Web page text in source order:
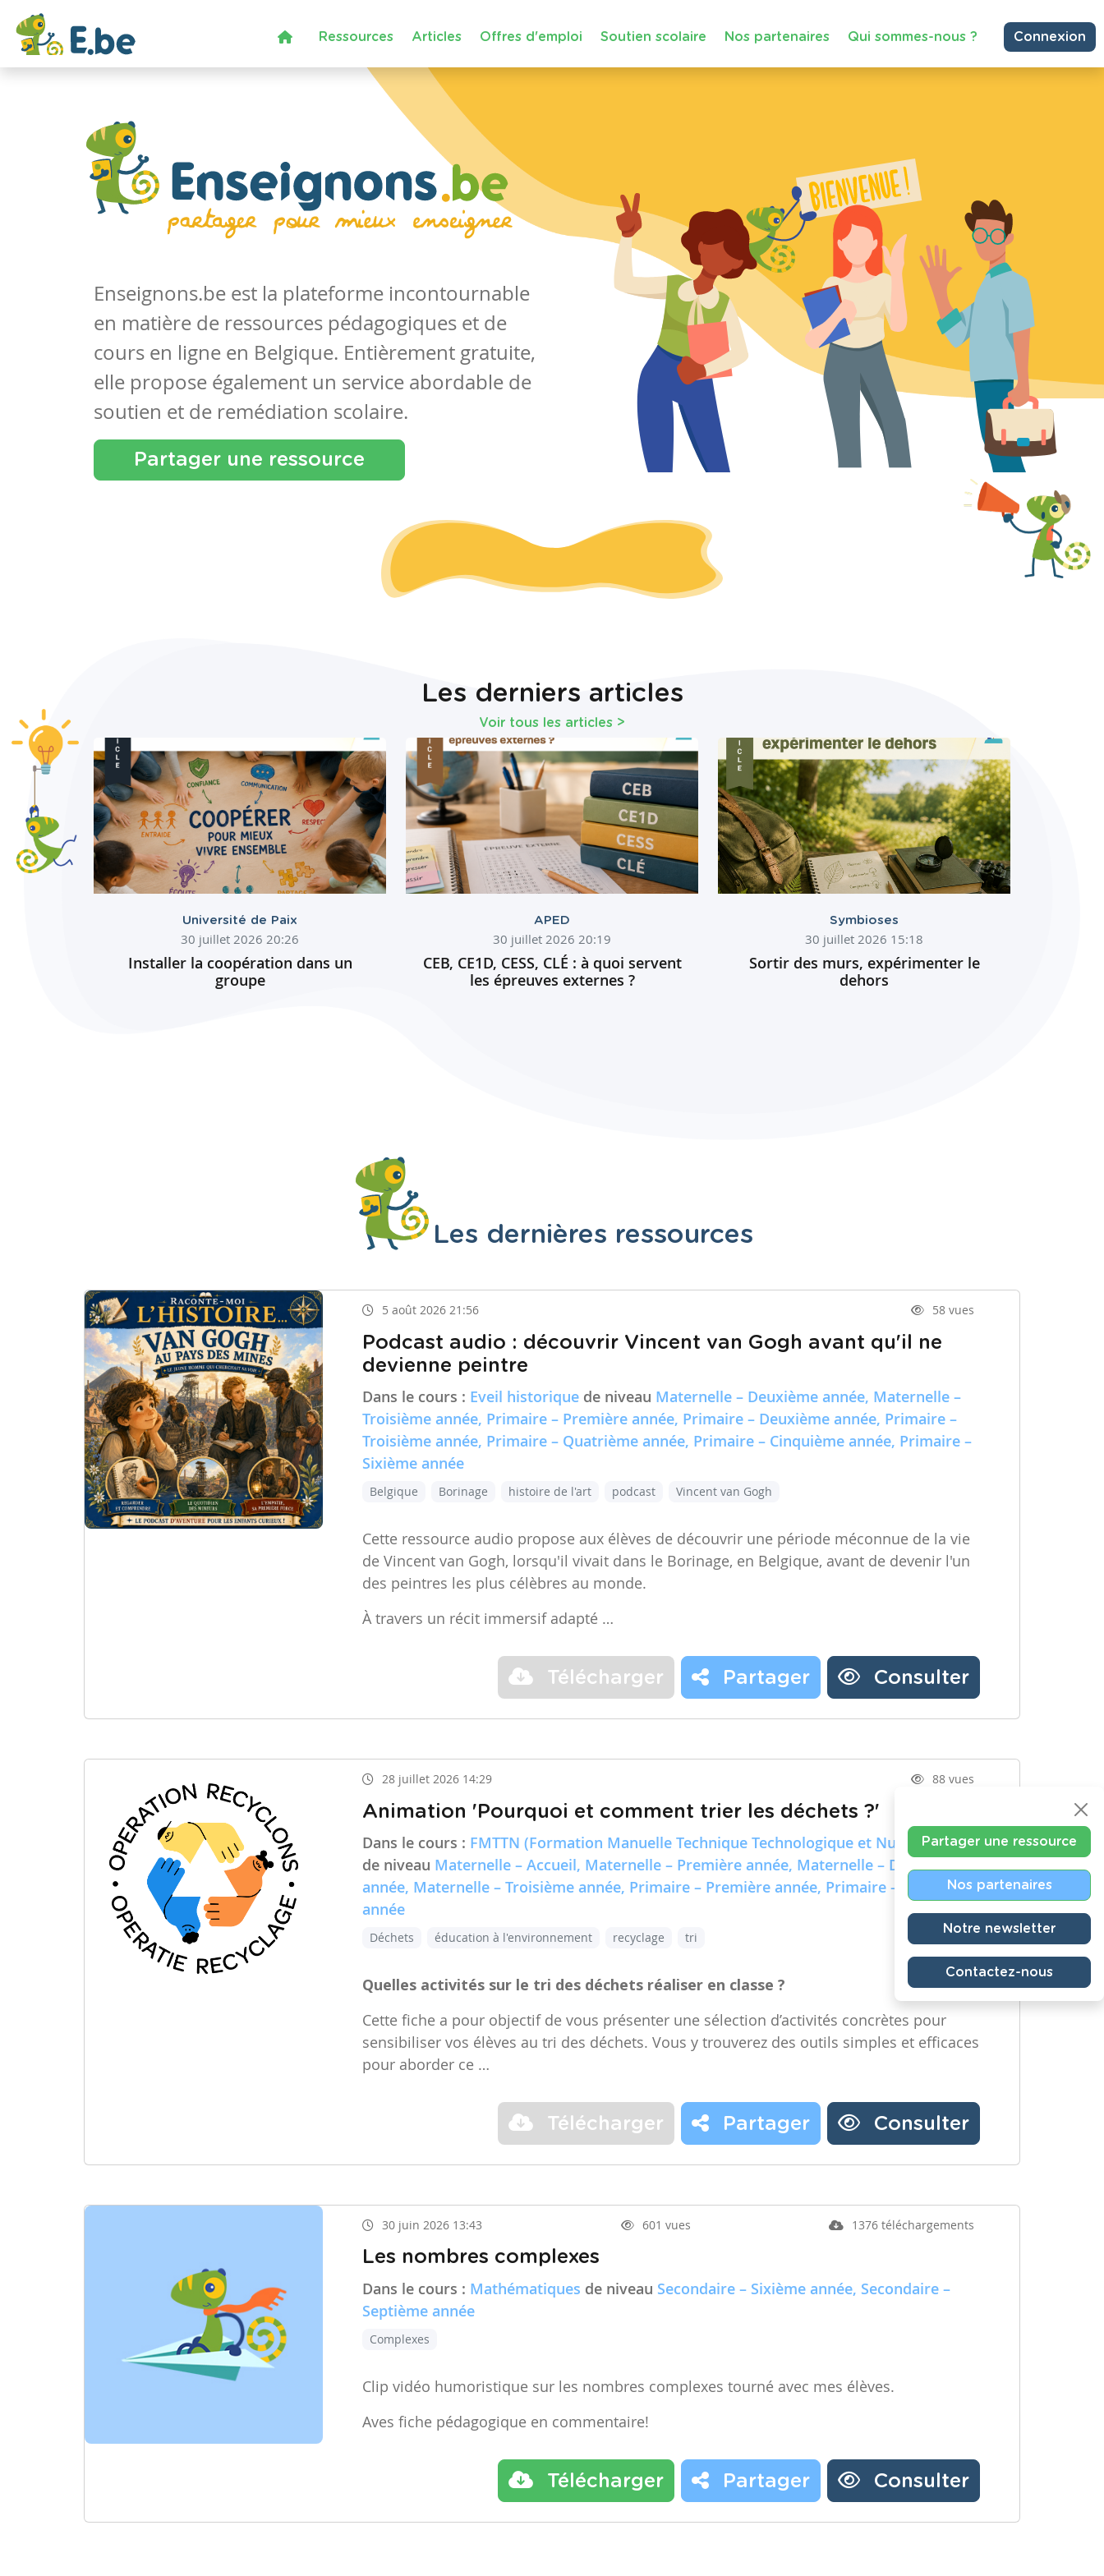
Ressources Articles Offres d'emploi Soutien scolaire Nos partenaires Qui sommes-nous ? Connexion
Enseignons.be est la plateforme incontournable
en matière de ressources pédagogiques et de
cours en ligne en Belgique. Entièrement gratuite,
elle propose également un service abordable de
soutien et de remédiation scolaire.
Partager une ressource
Les derniers articles
Voir tous les articles >
Université de Paix
30 juillet 2026 20:26
Installer la coopération dans un
groupe
APED
30 juillet 2026 20:19
CEB, CE1D, CESS, CLÉ : à quoi servent
les épreuves externes ?
Symbioses
30 juillet 2026 15:18
Sortir des murs, expérimenter le
dehors
Les dernières ressources
5 août 2026 21:56 58 vues
Podcast audio : découvrir Vincent van Gogh avant qu'il ne
devienne peintre
Dans le cours : Eveil historique de niveau Maternelle – Deuxième année, Maternelle –
Troisième année, Primaire – Première année, Primaire – Deuxième année, Primaire –
Troisième année, Primaire – Quatrième année, Primaire – Cinquième année, Primaire –
Sixième année
Belgique Borinage histoire de l'art podcast Vincent van Gogh
Cette ressource audio propose aux élèves de découvrir une période méconnue de la vie
de Vincent van Gogh, lorsqu'il vivait dans le Borinage, en Belgique, avant de devenir l'un
des peintres les plus célèbres au monde.
À travers un récit immersif adapté …
Télécharger Partager Consulter
28 juillet 2026 14:29 88 vues
Animation 'Pourquoi et comment trier les déchets ?'
Dans le cours : FMTTN (Formation Manuelle Technique Technologique et Numérique)
de niveau Maternelle – Accueil, Maternelle – Première année, Maternelle – Deuxième
année, Maternelle – Troisième année, Primaire – Première année, Primaire – Deuxième
année
Déchets éducation à l'environnement recyclage tri
Quelles activités sur le tri des déchets réaliser en classe ?
Cette fiche a pour objectif de vous présenter une sélection d’activités concrètes pour
sensibiliser vos élèves au tri des déchets. Vous y trouverez des outils simples et efficaces
pour aborder ce …
Télécharger Partager Consulter
30 juin 2026 13:43 601 vues 1376 téléchargements
Les nombres complexes
Dans le cours : Mathématiques de niveau Secondaire – Sixième année, Secondaire –
Septième année
Complexes
Clip vidéo humoristique sur les nombres complexes tourné avec mes élèves.
Aves fiche pédagogique en commentaire!
Télécharger Partager Consulter
Partager une ressource
Nos partenaires
Notre newsletter
Contactez-nous